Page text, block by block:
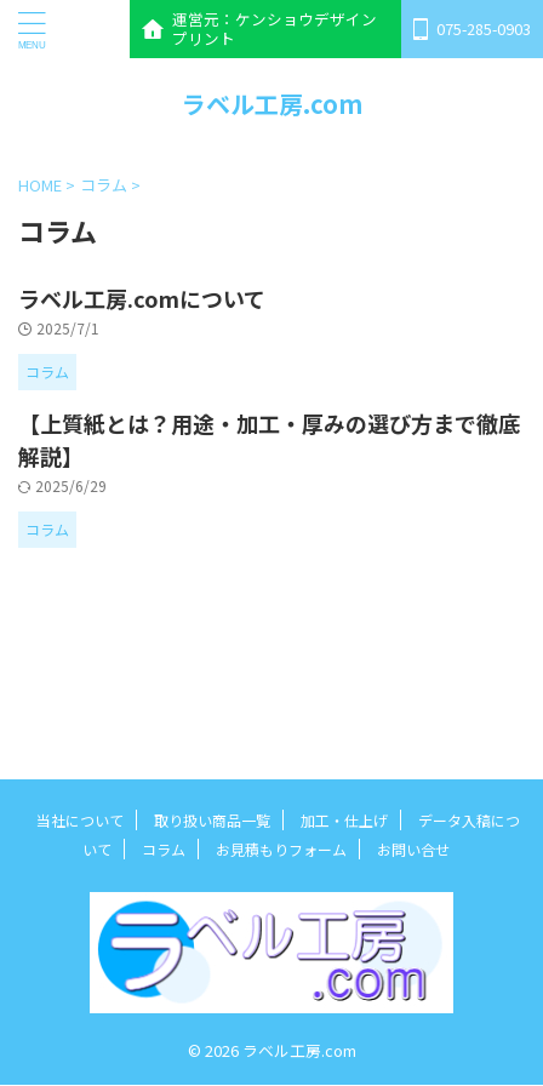
運営元：ケンショウデザイン
プリント
075-285-0903
ラベル工房.com
HOME > コラム >
コラム
ラベル工房.comについて
2025/7/1
コラム
【上質紙とは？用途・加工・厚みの選び方まで徹底
解説】
2025/6/29
コラム
当社について 取り扱い商品一覧 加工・仕上げ
データ入稿につ
いて
コラム お見積もりフォーム お問い合せ
© 2026 ラベル工房.com